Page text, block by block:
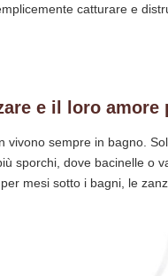
catturare e
e il loro amore
vivono sempre in bagno.
sporchi, dove bacinelle o
mesi sotto i bagni, le